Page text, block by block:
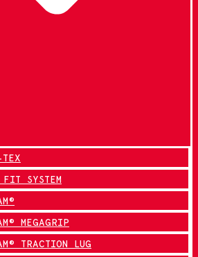
SYSTEM
MEGAGRIP
TRACTION LUG